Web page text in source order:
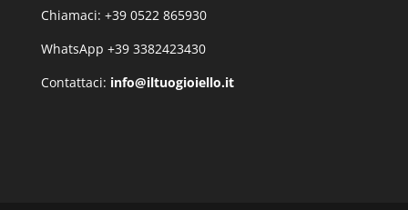
Chiamaci: +39 0522 865930
WhatsApp +39 3382423430
Contattaci: info@iltuogioiello.it